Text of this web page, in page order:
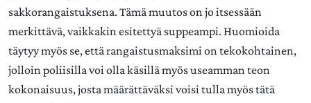
sakkorangaistuksena. Tämä muutos on jo itsessään
merkittävä, vaikkakin esitettyä suppeampi. Huomioida
täytyy myös se, että rangaistusmaksimi on tekokohtainen,
jolloin poliisilla voi olla käsillä myös useamman teon
kokonaisuus, josta määrättäväksi voisi tulla myös tätä